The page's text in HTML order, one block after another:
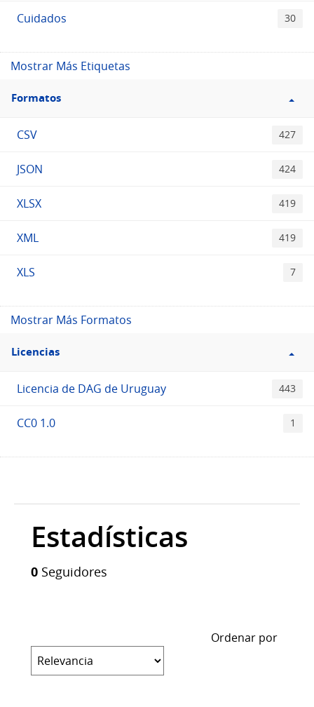
Cuidados 30
Mostrar Más Etiquetas
Filtro
Formatos
Formatos
CSV 427
JSON 424
XLSX 419
XML 419
XLS 7
Mostrar Más Formatos
Filtro
Licencias
Licencias
Licencia de DAG de Uruguay 443
CC0 1.0 1
Estadísticas
0 Seguidores
Ordenar por